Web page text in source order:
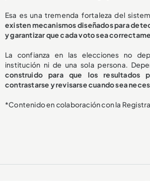
Esa es una tremenda fortaleza del
existen mecanismos diseñados para
y garantizar que cada voto sea
La confianza en las elecciones no
institución ni de una sola persona.
construido para que los resultados
contrastarse y revisarse cuando sea
*Contenido en colaboración con la